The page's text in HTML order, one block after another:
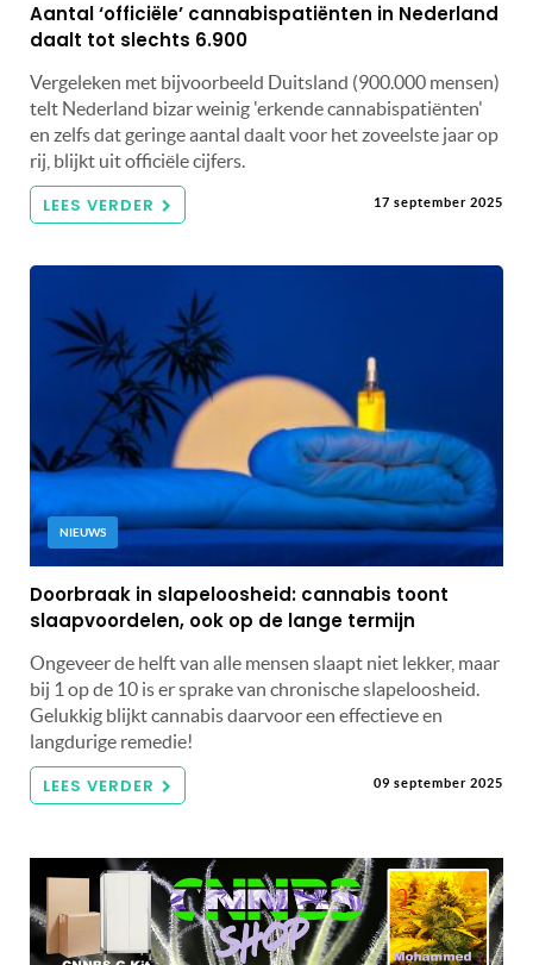
Aantal ‘officiële’ cannabispatiënten in Nederland
daalt tot slechts 6.900
Vergeleken met bijvoorbeeld Duitsland (900.000 mensen)
telt Nederland bizar weinig 'erkende cannabispatiënten'
en zelfs dat geringe aantal daalt voor het zoveelste jaar op
rij, blijkt uit officiële cijfers.
LEES VERDER 17 september 2025
NIEUWS
Doorbraak in slapeloosheid: cannabis toont
slaapvoordelen, ook op de lange termijn
Ongeveer de helft van alle mensen slaapt niet lekker, maar
bij 1 op de 10 is er sprake van chronische slapeloosheid.
Gelukkig blijkt cannabis daarvoor een effectieve en
langdurige remedie!
LEES VERDER 09 september 2025